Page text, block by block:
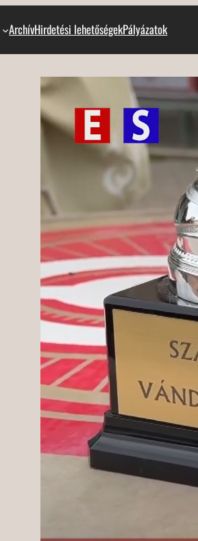
ArchívHirdetési lehetőségekPályázatok